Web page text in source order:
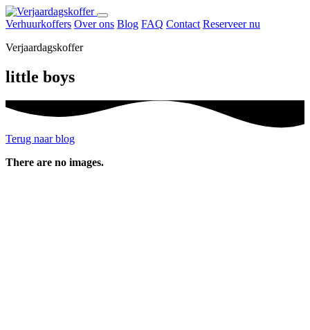
Naar
inhoud
Menu
openen
Verhuurkoffers Over ons Blog FAQ Contact Reserveer nu
Verjaardagskoffer
little boys
Terug naar blog
There are no images.